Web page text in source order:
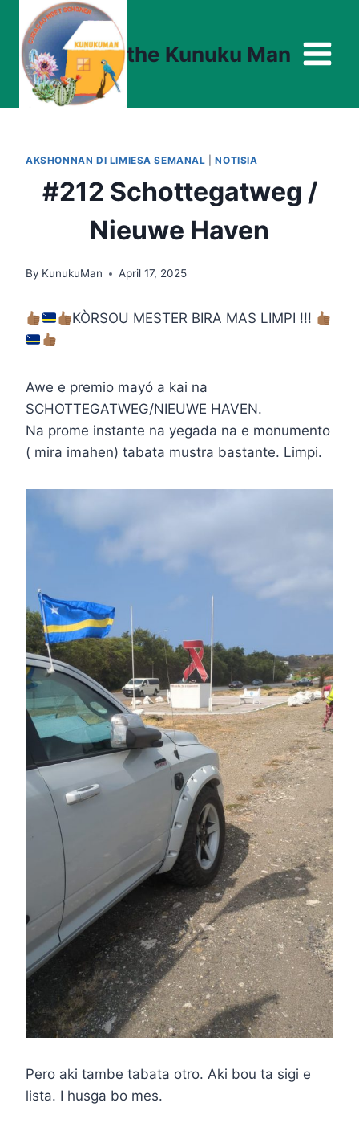
content
the Kunuku Man
AKSHONNAN DI LIMIESA SEMANAL |NOTISIA
#212 Schottegatweg /
Nieuwe Haven
By KunukuMan April 17, 2025
KÒRSOU MESTER BIRA MAS LIMPI !!!
Awe e premio mayó a kai na
SCHOTTEGATWEG/NIEUWE HAVEN.
Na prome instante na yegada na e monumento
( mira imahen) tabata mustra bastante. Limpi.
Pero aki tambe tabata otro. Aki bou ta sigi e
lista. I husga bo mes.